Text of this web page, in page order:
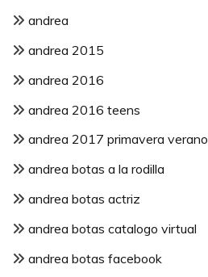
andrea
andrea 2015
andrea 2016
andrea 2016 teens
andrea 2017 primavera verano
andrea botas a la rodilla
andrea botas actriz
andrea botas catalogo virtual
andrea botas facebook